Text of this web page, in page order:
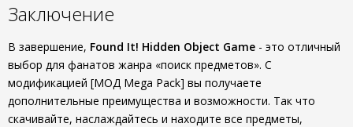
Заключение
В завершение, Found It! Hidden Object Game - это отличный
выбор для фанатов жанра «поиск предметов». С
модификацией [МОД Mega Pack] вы получаете
дополнительные преимущества и возможности. Так что
скачивайте, наслаждайтесь и находите все предметы,